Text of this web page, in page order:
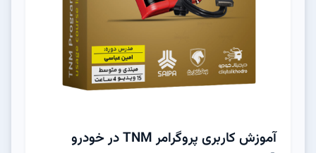
آموزش کاربری پروگرامر TNM در خودرو